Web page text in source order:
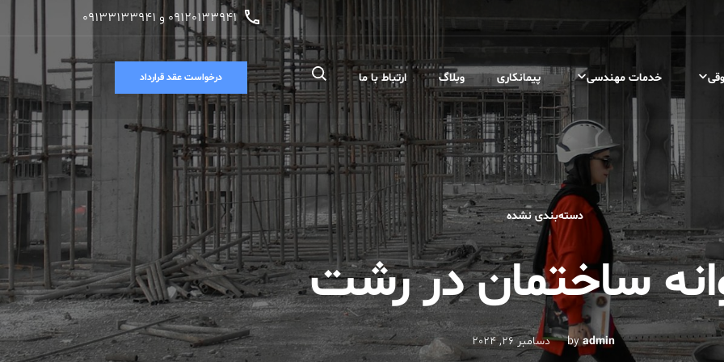
09120133941 و 09133133941
خدمات مهندسی پیمانکاری وبلاگ ارتباط با ما درخواست عقد قرارداد
دسته‌بندی نشده
ساختمان در رشت
byadmin دسامبر 26, 2024